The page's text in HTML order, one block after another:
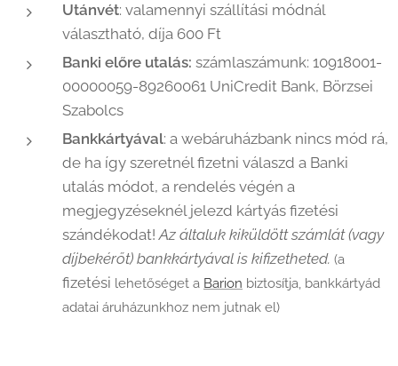
Utánvét: valamennyi szállítási módnál
választható, díja 600 Ft
Banki előre utalás: számlaszámunk: 10918001-
00000059-89260061 UniCredit Bank, Börzsei
Szabolcs
Bankkártyával: a webáruházbank nincs mód rá,
de ha így szeretnél fizetni válaszd a Banki
utalás módot, a rendelés végén a
megjegyzéseknél jelezd kártyás fizetési
szándékodat!Az általuk kiküldött számlát (vagy
díjbekérőt) bankkártyával is kifizetheted. (a
fizetési lehetőséget a Barion biztosítja, bankkártyád
adatai áruházunkhoz nem jutnak el)